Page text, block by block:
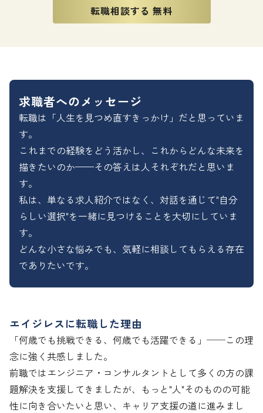
転職相談する 無料
求職者へのメッセージ
転職は「人生を見つめ直すきっかけ」だと思っていま
す。
これまでの経験をどう活かし、これからどんな未来を
描きたいのか——その答えは人それぞれだと思いま
す。
私は、単なる求人紹介ではなく、対話を通じて"自分
らしい選択"を一緒に見つけることを大切にしていま
す。
どんな小さな悩みでも、気軽に相談してもらえる存在
でありたいです。
エイジレスに転職した理由
「何歳でも挑戦できる、何歳でも活躍できる」──この理
念に強く共感しました。
前職ではエンジニア・コンサルタントとして多くの方の課
題解決を支援してきましたが、もっと"人"そのものの可能
性に向き合いたいと思い、キャリア支援の道に進みまし